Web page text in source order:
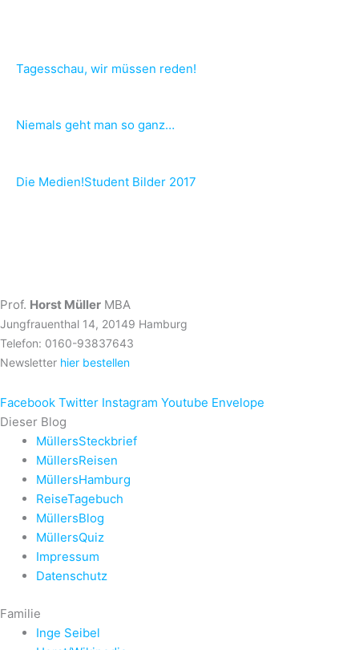
Tagesschau, wir müssen reden!
Niemals geht man so ganz…
Die Medien!Student Bilder 2017
Prof. Horst Müller MBA
Jungfrauenthal 14, 20149 Hamburg
Telefon: 0160-93837643
Newsletter hier bestellen
Facebook Twitter Instagram Youtube Envelope
Dieser Blog
MüllersSteckbrief
MüllersReisen
MüllersHamburg
ReiseTagebuch
MüllersBlog
MüllersQuiz
Impressum
Datenschutz
Familie
Inge Seibel